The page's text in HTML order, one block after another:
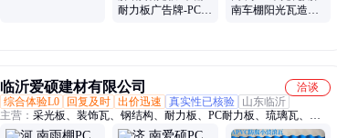
耐力板广告牌-PC车
南车棚阳光瓦造价,
临沂爱硕建材有限公司
洽谈
综合体验L0
回复及时 出价迅速 真实性已核验
山东临沂
主营： 采光板、装饰瓦、钢结构、耐力板、PC耐力板、琉璃瓦、树
脂板、玻璃钢、仿古瓦、frp采光、阻燃瓦、阳光板、塑钢瓦、树脂